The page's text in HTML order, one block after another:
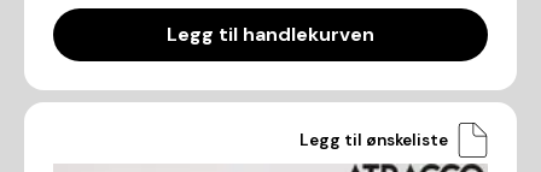
Legg til handlekurven
Legg til ønskeliste